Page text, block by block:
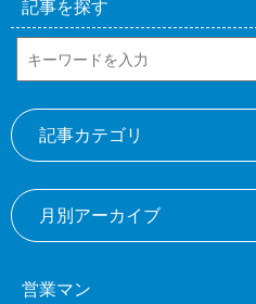
記事を探す
記事カテゴリ
月別アーカイブ
営業マン